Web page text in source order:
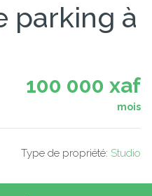
parking à
100 000 xaf
mois
Type de propriété: Studio